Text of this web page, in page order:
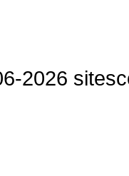
2026